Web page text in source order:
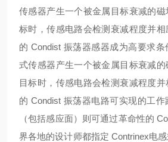
传感器产生一个被金属目标衰减的磁
标时，传感电路会检测衰减程度并
的 Condist 振荡器感器成为高要求
式传感器产生一个被金属目标衰减
目标时，传感电路会检测衰减程度
的 Condist 振荡器电路可实现的工
（包括感应面）则可通过革命性的
界各地的设计师都指定 Contrinex电